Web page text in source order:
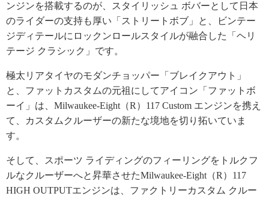
ンジンを搭載するのが、スタイリッシュ ボバーとして日本
のライダーの支持も厚い「ストリートボブ」と、ビンテー
ジディテールにロックンロールスタイルが融合した「ヘリ
テージ クラシック」です。
極太リアタイヤのモダンチョッパー「ブレイクアウト」
と、ファットカスタムの元祖にしてアイコン「ファットボ
ーイ」は、Milwaukee-Eight（R）117 Custom エンジンを携え
て、カスタムクルーザーの新たな境地を切り拓いていま
す。
そして、スポーツ ライディングのフィーリングをトルクフ
ルなクルーザーへと昇華させたMilwaukee-Eight（R）117
HIGH OUTPUTエンジンは、ファクトリーカスタム クルー